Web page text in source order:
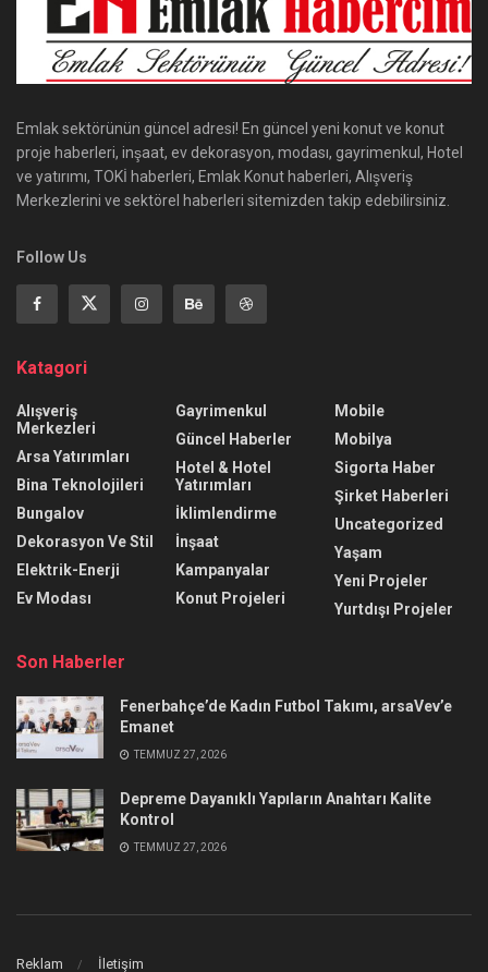
Emlak sektörünün güncel adresi! En güncel yeni konut ve konut
proje haberleri, inşaat, ev dekorasyon, modası, gayrimenkul, Hotel
ve yatırımı, TOKİ haberleri, Emlak Konut haberleri, Alışveriş
Merkezlerini ve sektörel haberleri sitemizden takip edebilirsiniz.
Follow Us
Katagori
Alışveriş
Merkezleri
Arsa Yatırımları
Bina Teknolojileri
Bungalov
Dekorasyon Ve Stil
Elektrik-Enerji
Ev Modası
Gayrimenkul
Güncel Haberler
Hotel & Hotel
Yatırımları
İklimlendirme
İnşaat
Kampanyalar
Konut Projeleri
Mobile
Mobilya
Sigorta Haber
Şirket Haberleri
Uncategorized
Yaşam
Yeni Projeler
Yurtdışı Projeler
Son Haberler
Fenerbahçe’de Kadın Futbol Takımı, arsaVev’e
Emanet
TEMMUZ 27, 2026
Depreme Dayanıklı Yapıların Anahtarı Kalite
Kontrol
TEMMUZ 27, 2026
Reklam İletişim